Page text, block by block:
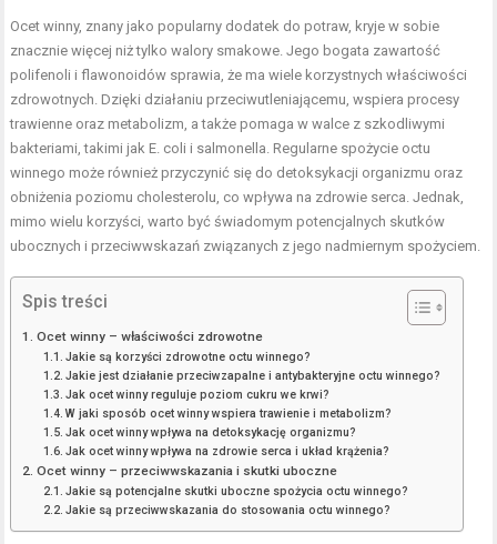
Ocet winny, znany jako popularny dodatek do potraw, kryje w sobie
znacznie więcej niż tylko walory smakowe. Jego bogata zawartość
polifenoli i flawonoidów sprawia, że ma wiele korzystnych właściwości
zdrowotnych. Dzięki działaniu przeciwutleniającemu, wspiera procesy
trawienne oraz metabolizm, a także pomaga w walce z szkodliwymi
bakteriami, takimi jak E. coli i salmonella. Regularne spożycie octu
winnego może również przyczynić się do detoksykacji organizmu oraz
obniżenia poziomu cholesterolu, co wpływa na zdrowie serca. Jednak,
mimo wielu korzyści, warto być świadomym potencjalnych skutków
ubocznych i przeciwwskazań związanych z jego nadmiernym spożyciem.
Spis treści
Ocet winny – właściwości zdrowotne
Jakie są korzyści zdrowotne octu winnego?
Jakie jest działanie przeciwzapalne i antybakteryjne octu winnego?
Jak ocet winny reguluje poziom cukru we krwi?
W jaki sposób ocet winny wspiera trawienie i metabolizm?
Jak ocet winny wpływa na detoksykację organizmu?
Jak ocet winny wpływa na zdrowie serca i układ krążenia?
Ocet winny – przeciwwskazania i skutki uboczne
Jakie są potencjalne skutki uboczne spożycia octu winnego?
Jakie są przeciwwskazania do stosowania octu winnego?